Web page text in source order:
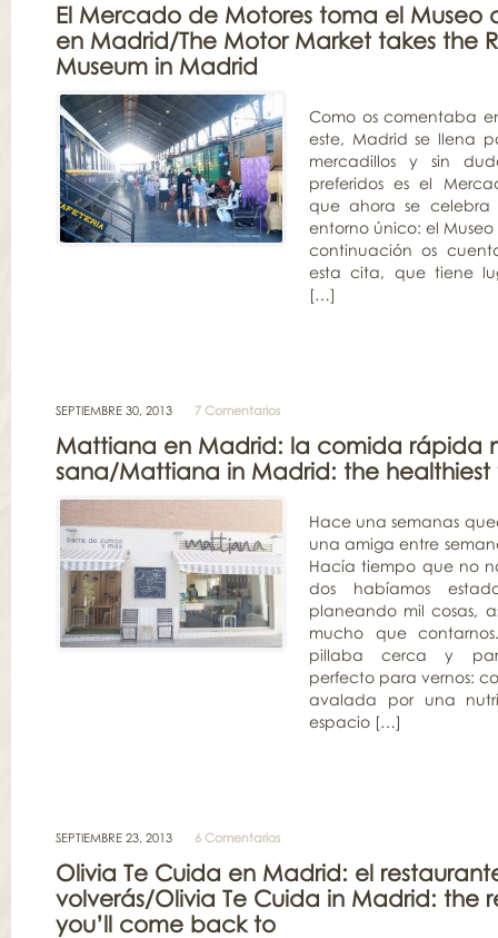
El Mercado de Motores toma el Museo
en Madrid/The Motor Market takes the
Museum in Madrid
Como os comentaba
este, Madrid se llena
mercadillos y sin
preferidos es el
que ahora se celebra
entorno único: el Museo
continuación os
esta cita, que tiene
[…]
SEPTIEMBRE 30, 2013 7 Comentarios
Mattiana en Madrid: la comida rápida
sana/Mattiana in Madrid: the healthiest
Hace una semanas
una amiga entre
Hacía tiempo que no
dos habíamos
planeando mil cosas,
mucho que
pillaba cerca y
perfecto para vernos:
avalada por una
espacio […]
SEPTIEMBRE 23, 2013 6 Comentarios
Olivia Te Cuida en Madrid: el
volverás/Olivia Te Cuida in Madrid: the
you’ll come back to